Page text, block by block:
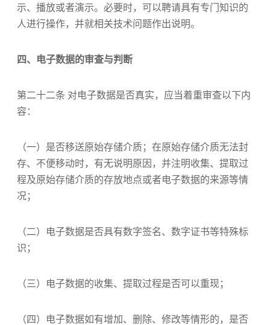
示、播放或者演示。必要时，可以聘请具有专门知识的
人进行操作，并就相关技术问题作出说明。
四、电子数据的审查与判断
第二十二条 对电子数据是否真实，应当着重审查以下内
容：
（一）是否移送原始存储介质；在原始存储介质无法封
存、不便移动时，有无说明原因，并注明收集、提取过
程及原始存储介质的存放地点或者电子数据的来源等情
况；
（二）电子数据是否具有数字签名、数字证书等特殊标
识；
（三）电子数据的收集、提取过程是否可以重现；
（四）电子数据如有增加、删除、修改等情形的，是否